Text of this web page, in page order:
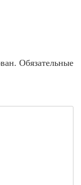
Обязательные